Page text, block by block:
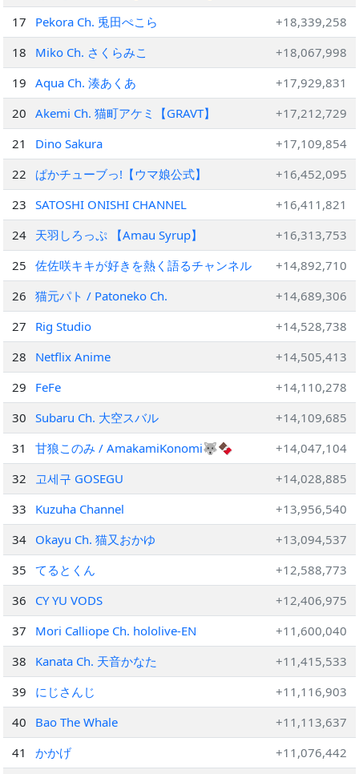
School
17
Pekora Ch. 兎田ぺこら
+18,339,258
18
Miko Ch. さくらみこ
+18,067,998
19
Aqua Ch. 湊あくあ
+17,929,831
20
Akemi Ch. 猫町アケミ【GRAVT】
+17,212,729
21
Dino Sakura
+17,109,854
22
ぱかチューブっ!【ウマ娘公式】
+16,452,095
23
SATOSHI ONISHI CHANNEL
+16,411,821
24 天羽しろっぷ 【Amau Syrup】
+16,313,753
25
佐佐咲キキが好きを熱く語るチャンネル
+14,892,710
26
猫元パト / Patoneko Ch.
+14,689,306
27
Rig Studio
+14,528,738
28
Netflix Anime
+14,505,413
29
FeFe
+14,110,278
30
Subaru Ch. 大空スバル
+14,109,685
31
甘狼このみ / AmakamiKonomi🐺🍫
+14,047,104
32
고세구 GOSEGU
+14,028,885
33
Kuzuha Channel
+13,956,540
34 Okayu Ch. 猫又おかゆ
+13,094,537
35
てるとくん
+12,588,773
36
CY YU VODS
+12,406,975
37
Mori Calliope Ch. hololive-EN
+11,600,040
38
Kanata Ch. 天音かなた
+11,415,533
39
にじさんじ
+11,116,903
40
Bao The Whale
+11,113,637
41
かかげ
+11,076,442